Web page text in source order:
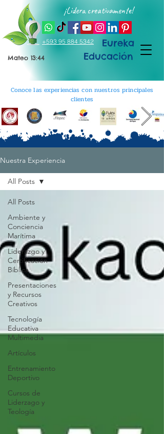
Eureka
Educación
Mateo 13:44
¡Lidera creativamente!
+593 95 884 5342
Conoce las experiencias con nuestros principales
clientes
Nuestra Experiencia
All Posts
Ambiente y
Conciencia
Marítima
Liderazgo y
Certificación
Bíblica
Presentaciones
y Recursos
Creativos
Tecnología
Educativa
Multimedia
Artículos
Entrenamiento
Deportivo
Cursos de
Liderzago y
Teología
All Posts